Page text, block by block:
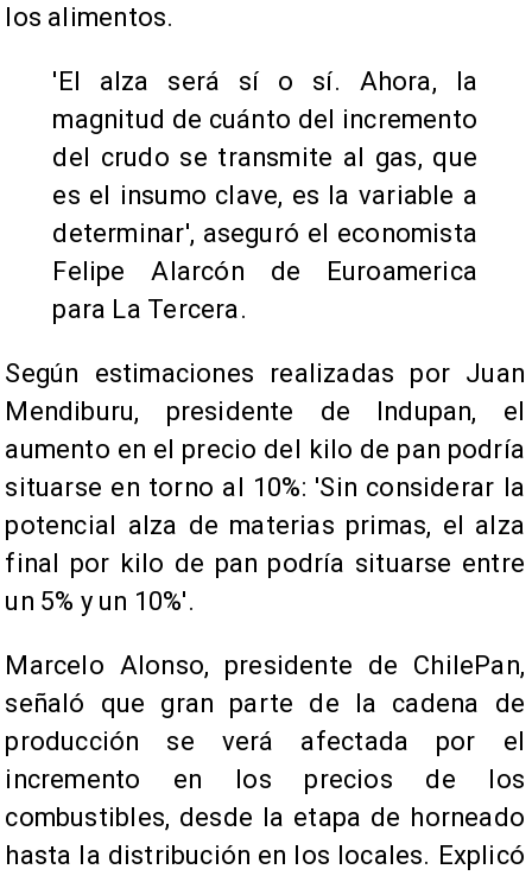
los alimentos.
'El alza será sí o sí. Ahora, la
magnitud de cuánto del incremento
del crudo se transmite al gas, que
es el insumo clave, es la variable a
determinar', aseguró el economista
Felipe Alarcón de Euroamerica
para La Tercera.
Según estimaciones realizadas por Juan
Mendiburu, presidente de Indupan, el
aumento en el precio del kilo de pan podría
situarse en torno al 10%: 'Sin considerar la
potencial alza de materias primas, el alza
final por kilo de pan podría situarse entre
un 5% y un 10%'.
Marcelo Alonso, presidente de ChilePan,
señaló que gran parte de la cadena de
producción se verá afectada por el
incremento en los precios de los
combustibles, desde la etapa de horneado
hasta la distribución en los locales. Explicó